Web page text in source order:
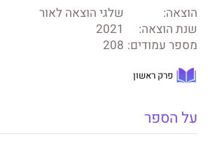
הוצאה:
שלגי הוצאה לאור
שנת הוצאה:
2021
מספר עמודים: 208
פרק ראשון
על הספר